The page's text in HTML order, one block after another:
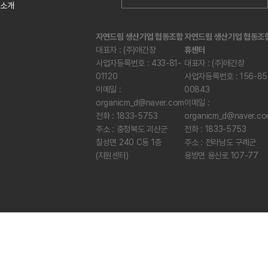
소개
자연드림 생산기업 협동조합
대표자 : (주)애간장
사업자등록번호 : 433-81-
01120
이메일 :
organicm_d@naver.com
전화 : 1833-5753
주소 : 충청북도 괴산군
칠성면 240 C동 1층
(지원센터)
자연드림 생산기업 협동조
휴센터
대표자 : (주)애간장
사업자등록번호 : 156-
00843
이메일 :
전화 : 1833-5753
주소 : 전라남도 구례군
용방면 용산로 107-77